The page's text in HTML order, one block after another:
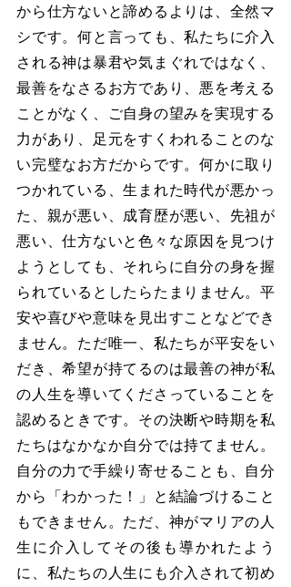
から仕方ないと諦めるよりは、全然マ
シです。何と言っても、私たちに介入
される神は暴君や気まぐれではなく、
最善をなさるお方であり、悪を考える
ことがなく、ご自身の望みを実現する
力があり、足元をすくわれることのな
い完璧なお方だからです。何かに取り
つかれている、生まれた時代が悪かっ
た、親が悪い、成育歴が悪い、先祖が
悪い、仕方ないと色々な原因を見つけ
ようとしても、それらに自分の身を握
られているとしたらたまりません。平
安や喜びや意味を見出すことなどでき
ません。ただ唯一、私たちが平安をい
だき、希望が持てるのは最善の神が私
の人生を導いてくださっていることを
認めるときです。その決断や時期を私
たちはなかなか自分では持てません。
自分の力で手繰り寄せることも、自分
から「わかった！」と結論づけること
もできません。ただ、神がマリアの人
生に介入してその後も導かれたよう
に、私たちの人生にも介入されて初め